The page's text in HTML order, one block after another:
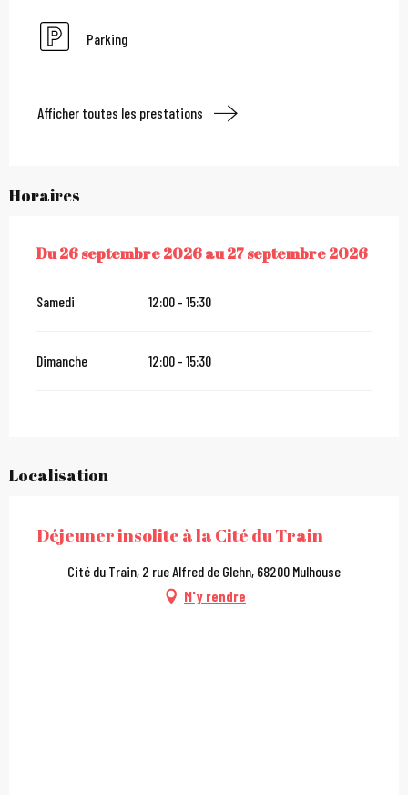
Parking
Afficher toutes les prestations
Horaires
DU26 SEPTEMBRE 2026AU27 SEPTEMBRE 2026
Du26 septembre 2026au27 septembre 2026
Samedi 12:00 - 15:30
Dimanche 12:00 - 15:30
Localisation
Déjeuner insolite à la Cité du Train
Cité du Train, 2 rue Alfred de Glehn, 68200 Mulhouse
M'y rendre